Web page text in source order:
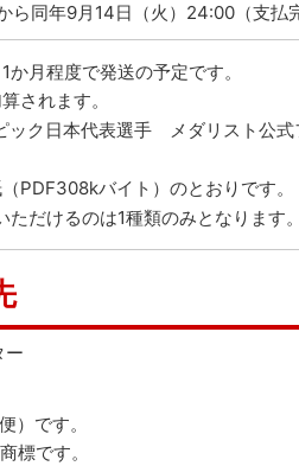
ら同年9月14日（火）24:00（支払
月程度で発送の予定です。
されます。
ック日本代表選手 メダリスト公式
PDF308kバイト）のとおりです。
だけるのは1種類のみとなります。
ー
）です。
標です。